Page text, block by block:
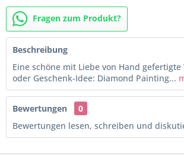
Fragen zum Produkt?
Beschreibung
Eine schöne mit Liebe von Hand
oder Geschenk-Idee: Diamond Painting...
Bewertungen
0
Bewertungen lesen, schreiben und